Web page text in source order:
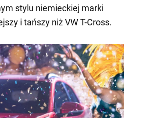
stylu niemieckiej marki
i tańszy niż VW T-Cross.